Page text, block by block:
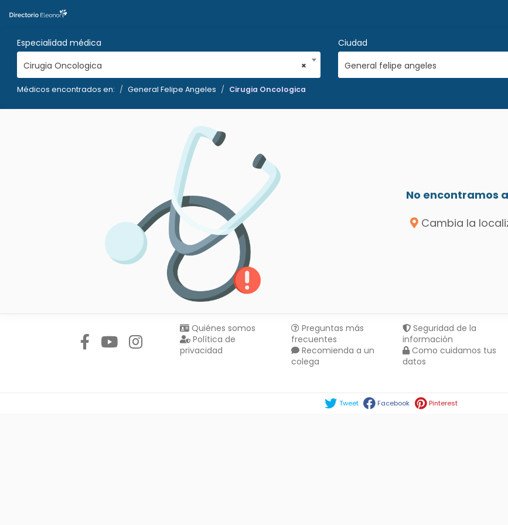
Especialidad médica
×
Cirugia Oncologica
Ciudad
General felipe angeles
Médicos encontrados en: General Felipe Angeles Cirugia Oncologica
No encontramos
Cambia la
Quiénes somos
Política de
privacidad
Preguntas más
frecuentes
Recomienda a un
colega
Seguridad de la
información
Como cuidamos tus
datos
Tweet Facebook Pinterest